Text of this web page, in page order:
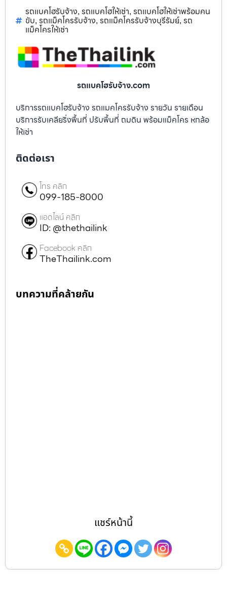
รถแบคโฮรับจ้าง, รถแบคโฮให้เช่า, รถแบคโฮให้เช่าพร้อมคน
ขับ, รถแม็คโครรับจ้าง, รถแม็คโครรับจ้างบุรีรัมย์, รถ
แม็คโครให้เช่า
รถแบคโฮรับจ้าง.com
บริการรถแบคโฮรับจ้าง รถแมคโครรับจ้าง รายวัน รายเดือน
บริการรับเคลียริ่งพื้นที่ ปรับพื้นที่ ถมดิน พร้อมแม็คโคร หกล้อ
ให้เช่า
ติดต่อเรา
โทร คลิก
099-185-8000
แอดไลน์ คลิก
ID: @thethailink
Facebook คลิก
TheThailink.com
บทความที่คล้ายกัน
แชร์หน้านี้